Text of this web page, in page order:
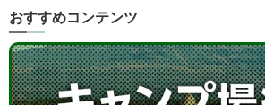
おすすめコンテンツ